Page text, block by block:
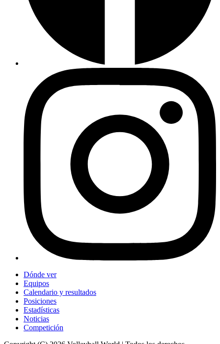
Dónde ver
Equipos
Calendario y resultados
Posiciones
Estadísticas
Noticias
Competición